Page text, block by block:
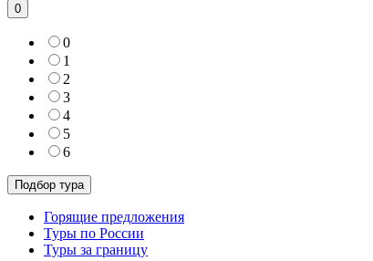
0
0
1
2
3
4
5
6
Горящие предложения
Туры по России
Туры за границу